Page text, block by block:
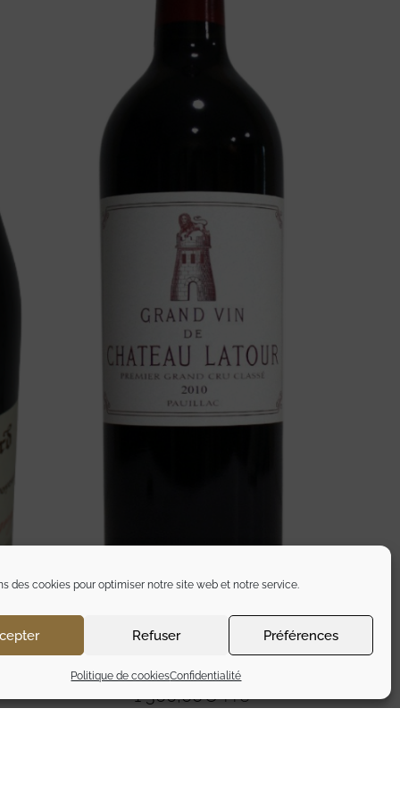
des cookies pour optimiser notre site web et notre service.
Refuser Préférences
Politique de cookiesConfidentialité
1 300,00€ TTC